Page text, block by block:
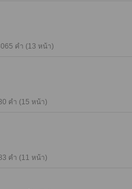
คำ (13 หน้า)
คำ (15 หน้า)
คำ (11 หน้า)